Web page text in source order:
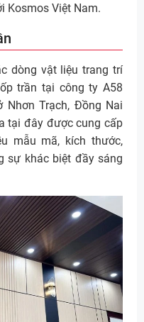
Kosmos Việt Nam.
dòng vật liệu trang trí
trần tại công ty A58
Nhơn Trạch, Đồng Nai
tại đây được cung cấp
mẫu mã, kích thước,
sự khác biệt đầy sáng